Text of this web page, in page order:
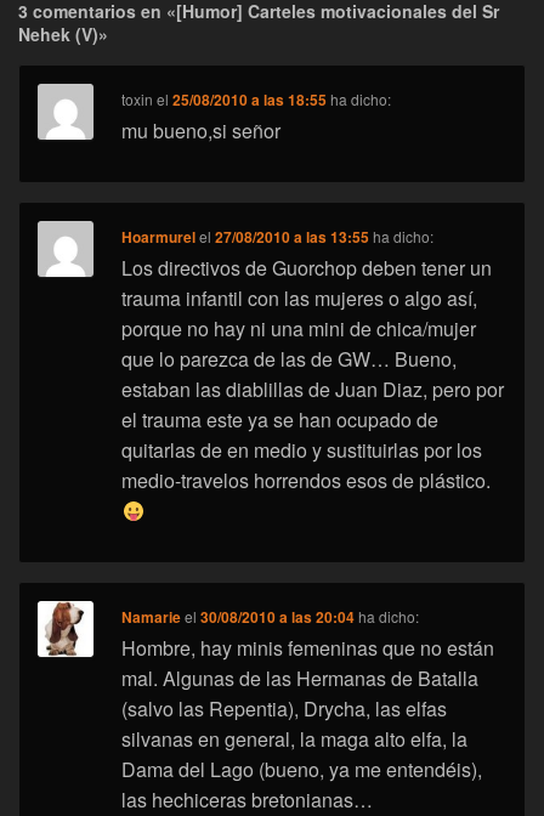
3 comentarios en «[Humor] Carteles motivacionales del Sr
Nehek (V)»
toxin el25/08/2010 a las 18:55 ha dicho:
mu bueno,si señor
Hoarmurelel27/08/2010 a las 13:55 ha dicho:
Los directivos de Guorchop deben tener un
trauma infantil con las mujeres o algo así,
porque no hay ni una mini de chica/mujer
que lo parezca de las de GW… Bueno,
estaban las diablillas de Juan Diaz, pero por
el trauma este ya se han ocupado de
quitarlas de en medio y sustituirlas por los
medio-travelos horrendos esos de plástico.
Namarieel30/08/2010 a las 20:04 ha dicho:
Hombre, hay minis femeninas que no están
mal. Algunas de las Hermanas de Batalla
(salvo las Repentia), Drycha, las elfas
silvanas en general, la maga alto elfa, la
Dama del Lago (bueno, ya me entendéis),
las hechiceras bretonianas…